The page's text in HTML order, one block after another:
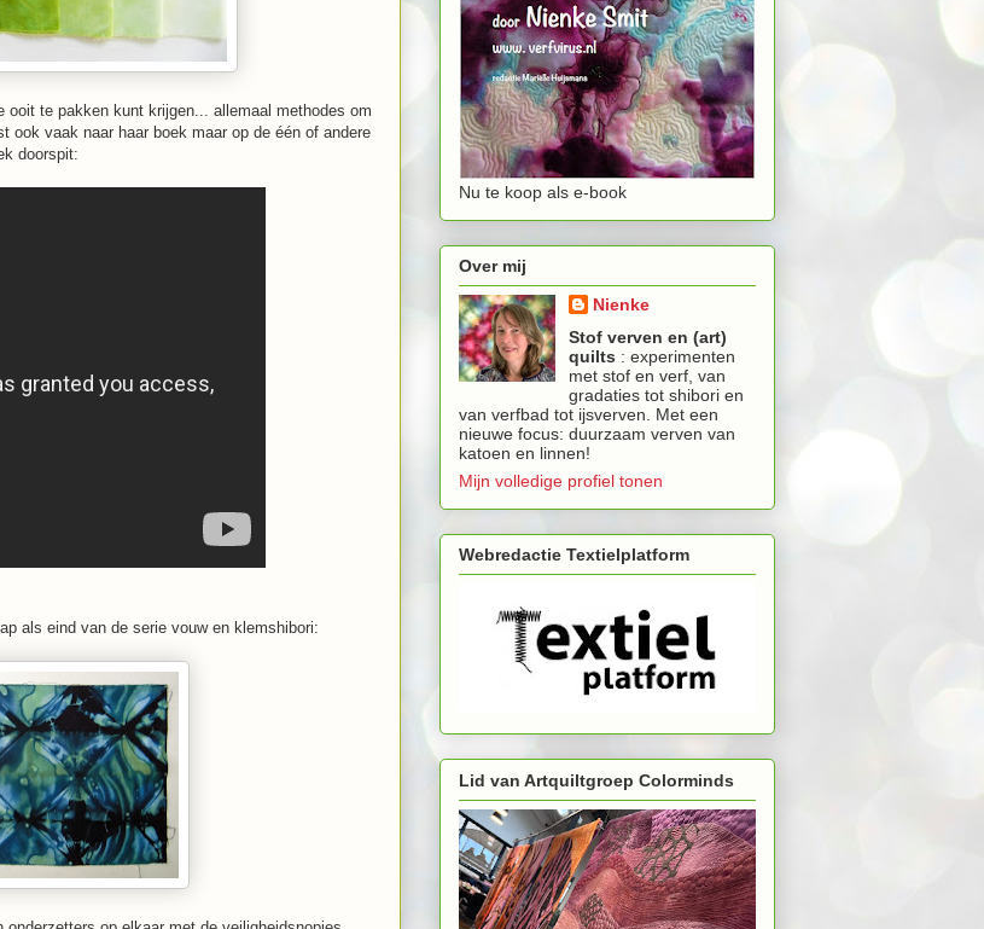
te pakken kunt krijgen... allemaal methodes om
ook vaak naar haar boek maar op de één of andere
doorspit:
als eind van de serie vouw en klemshibori:
Nu te koop als e-book
Over mij
Nienke
Stof verven en (art)
quilts : experimenten
met stof en verf, van
gradaties tot shibori en
van verfbad tot ijsverven. Met een
nieuwe focus: duurzaam verven van
katoen en linnen!
Mijn volledige profiel tonen
Webredactie Textielplatform
Lid van Artquiltgroep Colorminds